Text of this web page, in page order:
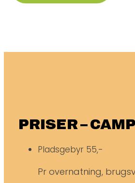
PRISER –
Pladsgebyr 55,-
Pr overnatning,